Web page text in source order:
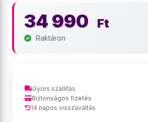
34 990 Ft
Raktáron
Gyors szállítás
Biztonságos fizetés
14 napos visszaváltás